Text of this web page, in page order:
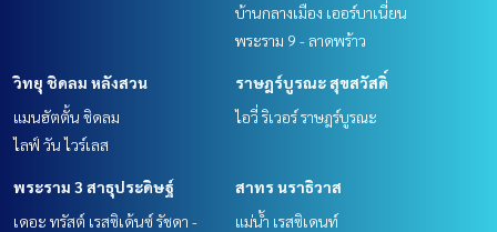
บ้านกลางเมือง เออร์บาเนี่ยน
พระราม 9 - ลาดพร้าว
วิทยุ ชิดลม หลังสวน
แมนฮัตตั้น ชิดลม
ไลฟ์ วัน ไวร์เลส
ราษฎร์บูรณะ สุขสวัสดิ์
ไอวี่ ริเวอร์ ราษฎร์บูรณะ
พระราม 3 สาธุประดิษฐ์
เดอะ ทรัสต์ เรสซิเด้นซ์ รัชดา -
สาทร นราธิวาส
แม่น้ำ เรสซิเดนท์